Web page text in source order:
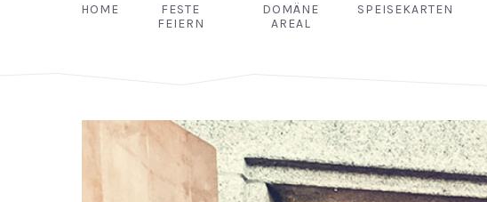
HOME
FESTE
FEIERN
DOMÄNE
AREAL
SPEISEKARTEN